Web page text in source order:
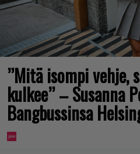
”Mitä isompi vehje,
kulkee” – Susanna
Bangbussinsa